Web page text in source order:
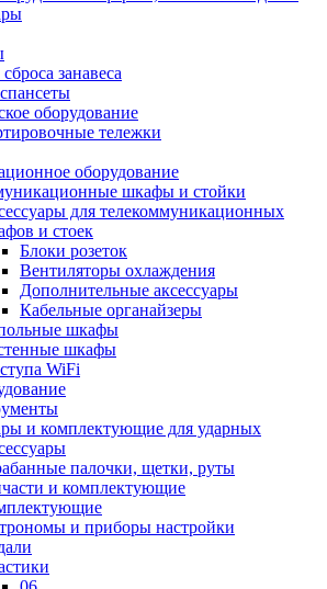
занавеса
оборудование
тележки
оборудование
шкафы и стойки
для телекоммуникационных
и стоек
Блоки розеток
Вентиляторы охлаждения
Дополнительные аксессуары
Кабельные органайзеры
шкафы
шкафы
WiFi
и комплектующие для ударных
палочки, щетки, руты
и комплектующие
и приборы настройки